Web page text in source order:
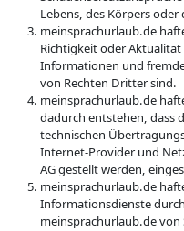
Lebens, des Körpers oder
meinsprachurlaub.de
Richtigkeit oder
Informationen und
von Rechten Dritter sind.
meinsprachurlaub.de
dadurch entstehen, dass
technischen
Internet-Provider und
AG gestellt werden,
meinsprachurlaub.de
Informationsdienste
meinsprachurlaub.de